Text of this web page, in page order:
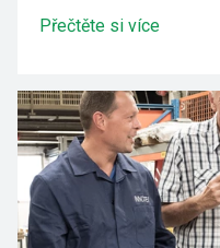
ale z důvodů vysoké
Přečtěte si více